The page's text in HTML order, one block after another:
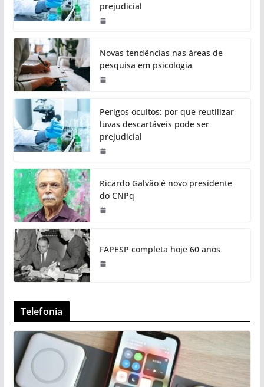
prejudicial
Novas tendências nas áreas de
pesquisa em psicologia
Perigos ocultos: por que reutilizar
luvas descartáveis pode ser
prejudicial
Ricardo Galvão é novo presidente
do CNPq
FAPESP completa hoje 60 anos
Telefonia